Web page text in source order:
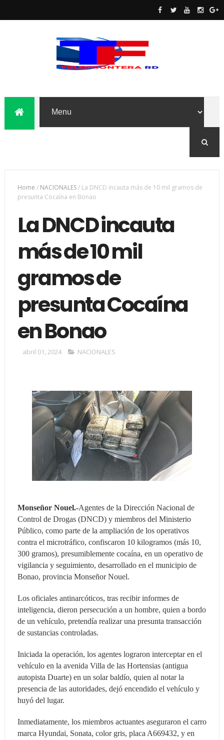
Home / NACIONALES/ La DNCD incauta más de 10 mil gramos de
presunta Cocaína en Bonao
La DNCD incauta
más de 10 mil
gramos de
presunta Cocaína
en Bonao
abril 01, 2024 NACIONALES
Monseñor Nouel.-Agentes de la Dirección Nacional de
Control de Drogas (DNCD) y miembros del Ministerio
Público, como parte de la ampliación de los operativos
contra el microtráfico, confiscaron 10 kilogramos (más 10,
300 gramos), presumiblemente cocaína, en un operativo de
vigilancia y seguimiento, desarrollado en el municipio de
Bonao, provincia Monseñor Nouel.
Los oficiales antinarcóticos, tras recibir informes de
inteligencia, dieron persecución a un hombre, quien a bordo
de un vehículo, pretendía realizar una presunta transacción
de sustancias controladas.
Iniciada la operación, los agentes lograron interceptar en el
vehículo en la avenida Villa de las Hortensias (antigua
autopista Duarte) en un solar baldío, quien al notar la
presencia de las autoridades, dejó encendido el vehículo y
huyó del lugar.
Inmediatamente, los miembros actuantes aseguraron el carro
marca Hyundai, Sonata, color gris, placa A669432, y en